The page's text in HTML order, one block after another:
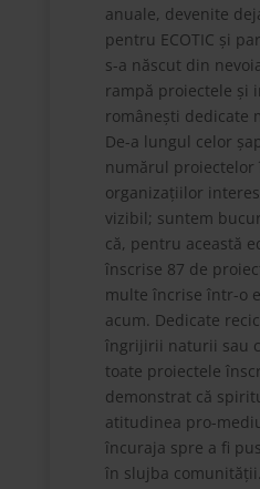
anuale, devenite
pentru ECOTIC și
s-a născut din
rampă proiectele și
românești dedicate
De-a lungul celor
numărul proiectelor
organizațiilor
vizibil; suntem
că, pentru această
înscrise 87 de
multe încrise într-o
acum. Dedicate
îngrijirii naturii sau
toate proiectele
demonstrat că
atitudinea pro-
încuraja spre a fi
în slujba comunității.